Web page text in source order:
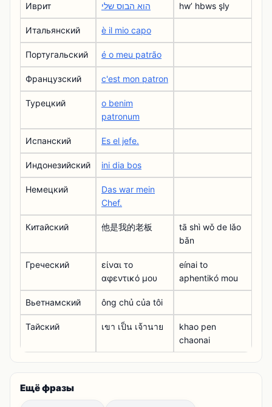
Иврит הוא הבוס שלי hwʼ hbws şly
Итальянский è il mio capo
Португальский é o meu patrão
Французский c'est mon patron
Турецкий
o benim
patronum
Испанский Es el jefe.
Индонезийский ini dia bos
Немецкий
Das war mein
Chef.
Китайский 他是我的老板
tā shì wǒ de lǎo
bǎn
Греческий
είναι το
αφεντικό μου
eínai to
aphentikó mou
Вьетнамский ông chủ của tôi
Тайский เขา เป็น เจ้านาย
khao pen
chaonai
Ещё фразы